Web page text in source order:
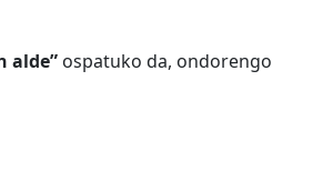
alde” ospatuko da, ondorengo